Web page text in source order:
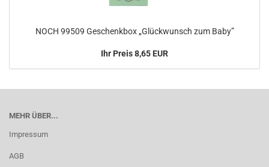
NOCH 99509 Geschenkbox „Glückwunsch zum Baby”
Ihr Preis 8,65 EUR
MEHR ÜBER...
Impressum
AGB